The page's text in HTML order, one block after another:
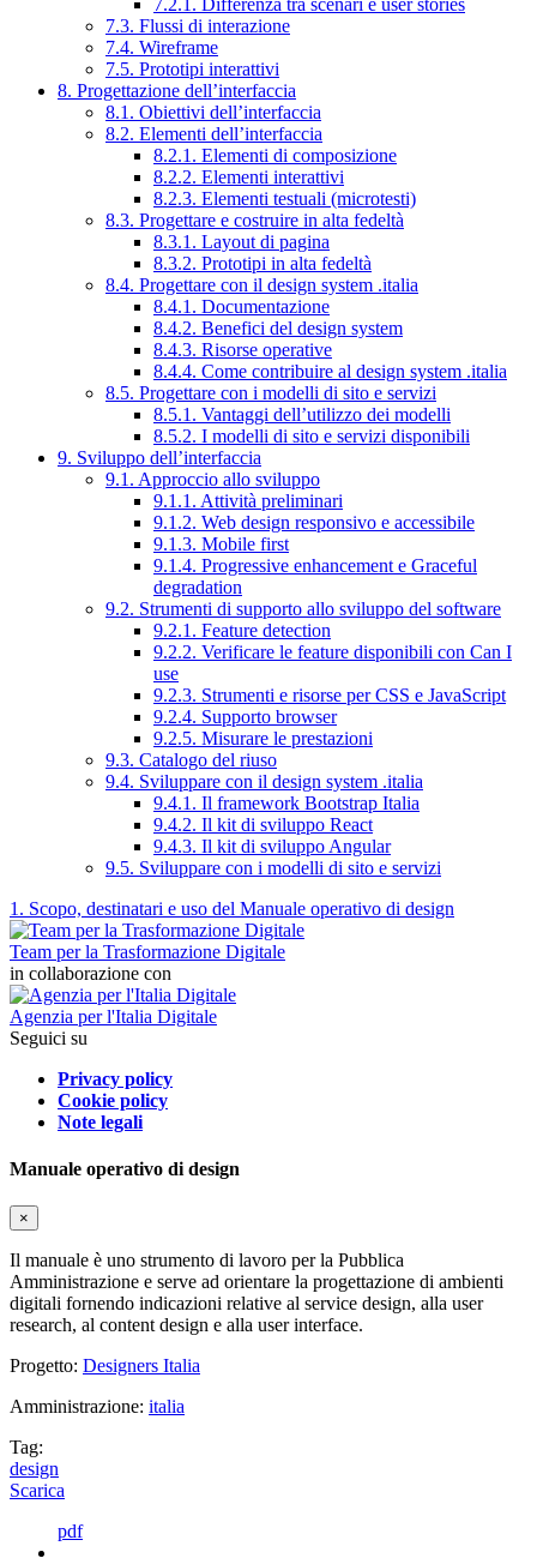
7.3. Flussi di interazione
7.4. Wireframe
7.5. Prototipi interattivi
8. Progettazione dell’interfaccia
8.1. Obiettivi dell’interfaccia
8.2. Elementi dell’interfaccia
8.2.1. Elementi di composizione
8.2.2. Elementi interattivi
8.2.3. Elementi testuali (microtesti)
8.3. Progettare e costruire in alta fedeltà
8.3.1. Layout di pagina
8.3.2. Prototipi in alta fedeltà
8.4. Progettare con il design system .italia
8.4.1. Documentazione
8.4.2. Benefici del design system
8.4.3. Risorse operative
8.4.4. Come contribuire al design system .italia
8.5. Progettare con i modelli di sito e servizi
8.5.1. Vantaggi dell’utilizzo dei modelli
8.5.2. I modelli di sito e servizi disponibili
9. Sviluppo dell’interfaccia
9.1. Approccio allo sviluppo
9.1.1. Attività preliminari
9.1.2. Web design responsivo e accessibile
9.1.3. Mobile first
9.1.4. Progressive enhancement e Graceful
degradation
9.2. Strumenti di supporto allo sviluppo del software
9.2.1. Feature detection
9.2.2. Verificare le feature disponibili con Can I
use
9.2.3. Strumenti e risorse per CSS e JavaScript
9.2.4. Supporto browser
9.2.5. Misurare le prestazioni
9.3. Catalogo del riuso
9.4. Sviluppare con il design system .italia
9.4.1. Il framework Bootstrap Italia
9.4.2. Il kit di sviluppo React
9.4.3. Il kit di sviluppo Angular
9.5. Sviluppare con i modelli di sito e servizi
1. Scopo, destinatari e uso del Manuale operativo di design
Team per la Trasformazione Digitale
in collaborazione con
Agenzia per l'Italia Digitale
Seguici su
Privacy policy
Cookie policy
Note legali
Manuale operativo di design
×
Il manuale è uno strumento di lavoro per la Pubblica
Amministrazione e serve ad orientare la progettazione di ambienti
digitali fornendo indicazioni relative al service design, alla user
research, al content design e alla user interface.
Progetto: Designers Italia
Amministrazione: italia
Tag:
design
Scarica
pdf